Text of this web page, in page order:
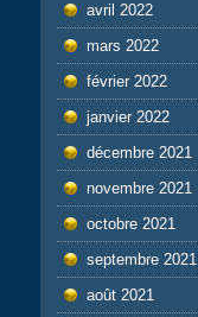
avril 2022
mars 2022
février 2022
janvier 2022
décembre 2021
novembre 2021
octobre 2021
septembre 2021
août 2021